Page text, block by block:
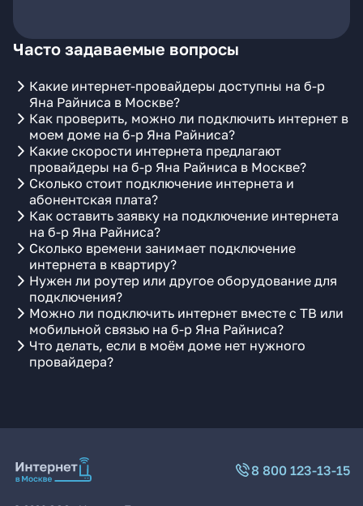
Часто задаваемые вопросы
Какие интернет-провайдеры доступны на б-р
Яна Райниса в Москве?
Как проверить, можно ли подключить интернет в
моем доме на б-р Яна Райниса?
Какие скорости интернета предлагают
провайдеры на б-р Яна Райниса в Москве?
Сколько стоит подключение интернета и
абонентская плата?
Как оставить заявку на подключение интернета
на б-р Яна Райниса?
Сколько времени занимает подключение
интернета в квартиру?
Нужен ли роутер или другое оборудование для
подключения?
Можно ли подключить интернет вместе с ТВ или
мобильной связью на б-р Яна Райниса?
Что делать, если в моём доме нет нужного
провайдера?
8 800 123-13-15